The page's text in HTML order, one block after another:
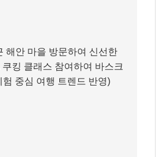
해안 마을 방문하여 신선한
킹 클래스 참여하여 바스크
중심 여행 트렌드 반영)